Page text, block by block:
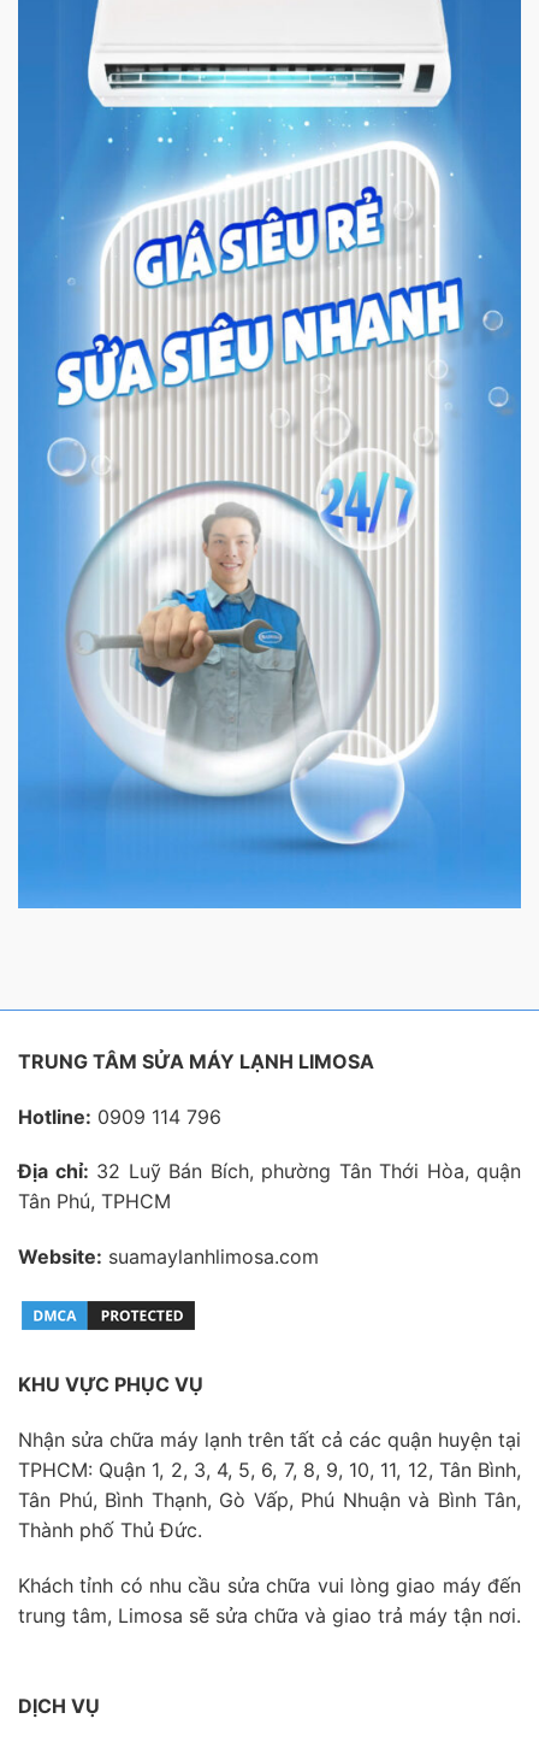
TRUNG TÂM SỬA MÁY LẠNH LIMOSA
Hotline: 0909 114 796
Địa chỉ: 32 Luỹ Bán Bích, phường Tân Thới Hòa, quận
Tân Phú, TPHCM
Website: suamaylanhlimosa.com
KHU VỰC PHỤC VỤ
Nhận sửa chữa máy lạnh trên tất cả các quận huyện tại
TPHCM: Quận 1, 2, 3, 4, 5, 6, 7, 8, 9, 10, 11, 12, Tân Bình,
Tân Phú, Bình Thạnh, Gò Vấp, Phú Nhuận và Bình Tân,
Thành phố Thủ Đức.
Khách tỉnh có nhu cầu sửa chữa vui lòng giao máy đến
trung tâm, Limosa sẽ sửa chữa và giao trả máy tận nơi.
DỊCH VỤ